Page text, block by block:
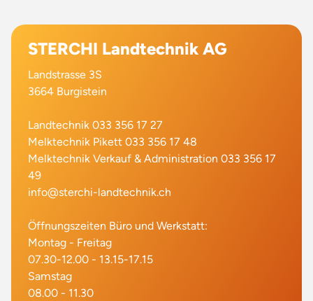
STERCHI Landtechnik AG
Landstrasse 3S
3664 Burgistein
Landtechnik 033 356 17 27
Melktechnik Pikett 033 356 17 48
Melktechnik Verkauf & Administration 033 356 17
49
info@sterchi-landtechnik.ch
Öffnungszeiten Büro und Werkstatt:
Montag - Freitag
07.30-12.00 - 13.15-17.15
Samstag
08.00 - 11.30